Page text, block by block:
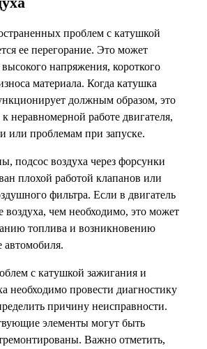
проблем с катушкой
ее перегорание. Это может
напряжения, короткого
материала. Когда катушка
должным образом, это
неравномерной работе двигателя,
или проблемам при запуске.
подсос воздуха через форсунки
плохой работой клапанов или
фильтра. Если в двигатель
воздуха, чем необходимо, это может
топлива и возникновению
автомобиля.
с катушкой зажигания и
необходимо провести диагностику
причину неисправности.
элементы могут быть
Важно отметить,